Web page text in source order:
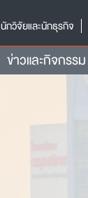
นักวิจัยและนักธุรกิจ
ข่าวและกิจกรรม